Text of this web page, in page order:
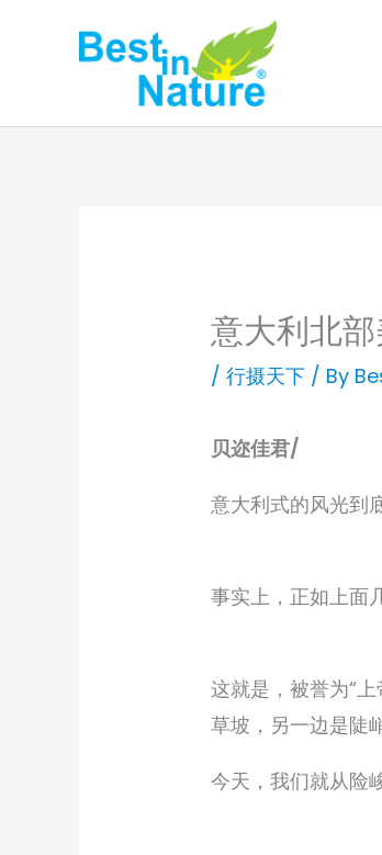
意大利北
/行摄天下 / By
贝迩佳君/
意大利式的风光到
事实上，正如上面
这就是，被誉为“
草坡，另一边是陡
今天，我们就从险